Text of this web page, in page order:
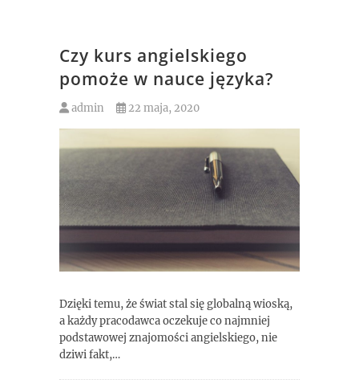
Czy kurs angielskiego
pomoże w nauce języka?
admin 22 maja, 2020
Dzięki temu, że świat stal się globalną wioską,
a każdy pracodawca oczekuje co najmniej
podstawowej znajomości angielskiego, nie
dziwi fakt,…